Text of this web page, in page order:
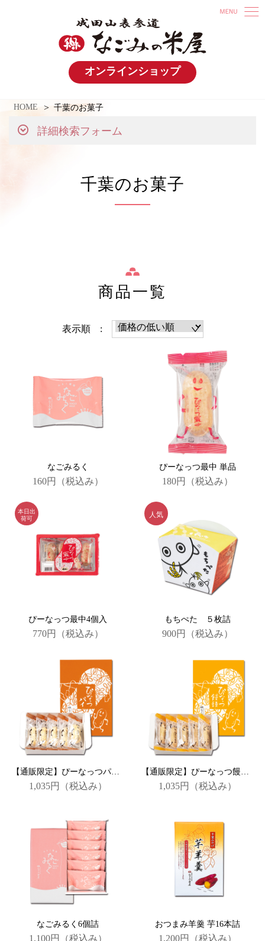
オンラインショップ
HOME 千葉のお菓子
詳細検索フォーム
千葉のお菓子
商品一覧
表示順 :
なごみるく
160円 （税込み）
ぴーなっつ最中 単品
180円 （税込み）
ぴーなっつ最中4個入
770円 （税込み）
もちぺた ５枚詰
900円 （税込み）
【通販限定】ぴーなっつパイ ５個詰
1,035円 （税込み）
【通販限定】ぴーなっつ饅頭5個詰
1,035円 （税込み）
なごみるく6個詰
1,100円 （税込み）
おつまみ羊羹 芋16本詰
1,200円 （税込み）